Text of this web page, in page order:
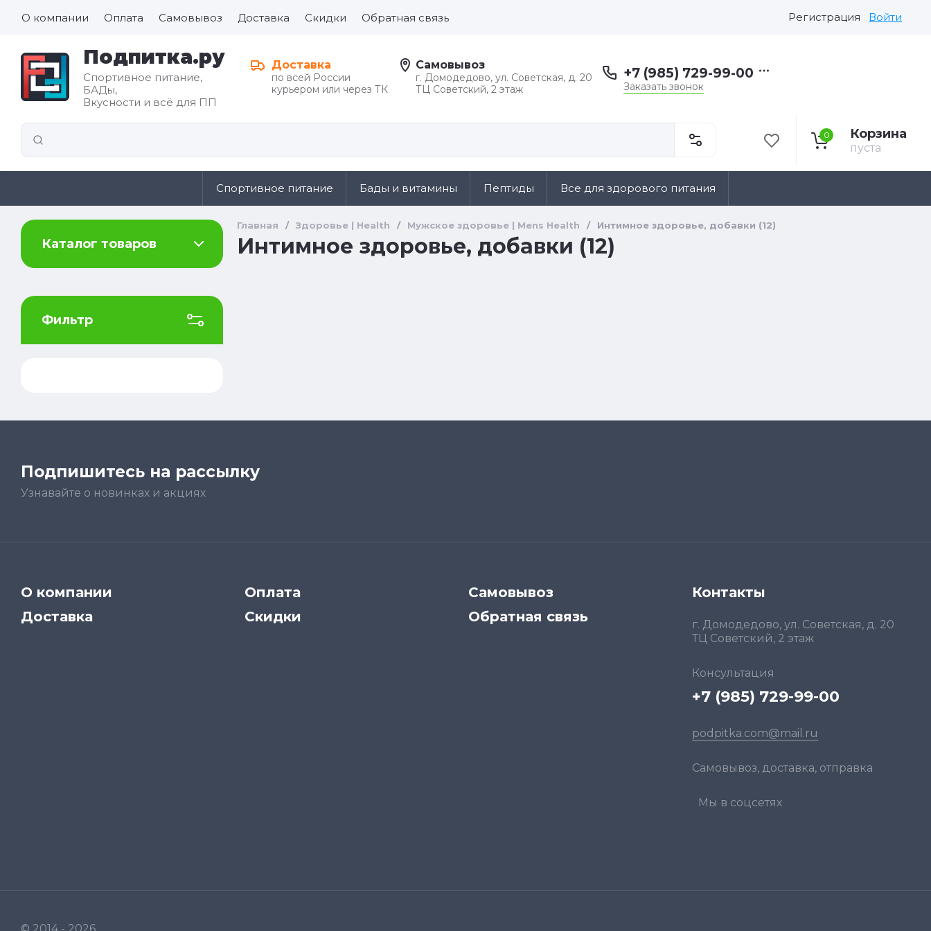
О компании Оплата Самовывоз Доставка Скидки Обратная связь Регистрация Войти
Подпитка.ру
Спортивное питание,
БАДы,
Вкусности и всё для ПП
Доставка
по всей России
курьером или через ТК
Самовывоз
г. Домодедово, ул. Советская, д. 20
ТЦ Советский, 2 этаж
+7 (985) 729-99-00
Заказать звонок
0 Корзина
пуста
Спортивное питание Бады и витамины Пептиды Все для здорового питания
Каталог товаров
Фильтр
Главная / Здоровье | Health / Мужское здоровье | Mens Health / Интимное здоровье, добавки (12)
Интимное здоровье, добавки (12)
Подпишитесь на рассылку
Узнавайте о новинках и акциях
О компании Оплата
Самовывоз
Доставка
Скидки Обратная связь
Контакты
г. Домодедово, ул. Советская, д. 20
ТЦ Советский, 2 этаж
Консультация
+7 (985) 729-99-00
podpitka.com@mail.ru
Самовывоз, доставка, отправка
Мы в соцсетях
Все для
здорового
питания